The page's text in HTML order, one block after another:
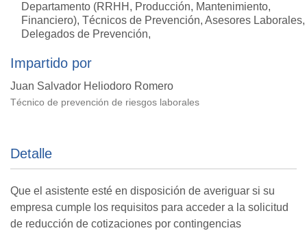
Departamento (RRHH, Producción, Mantenimiento,
Financiero), Técnicos de Prevención, Asesores Laborales,
Delegados de Prevención,
Impartido por
Juan Salvador Heliodoro Romero
Técnico de prevención de riesgos laborales
Detalle
Que el asistente esté en disposición de averiguar si su
empresa cumple los requisitos para acceder a la solicitud
de reducción de cotizaciones por contingencias